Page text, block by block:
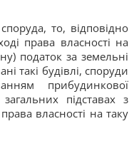
то, відповідно
права власності на
податок за земельні
такі будівлі, споруди
прибудинкової
підставах з
власності на таку